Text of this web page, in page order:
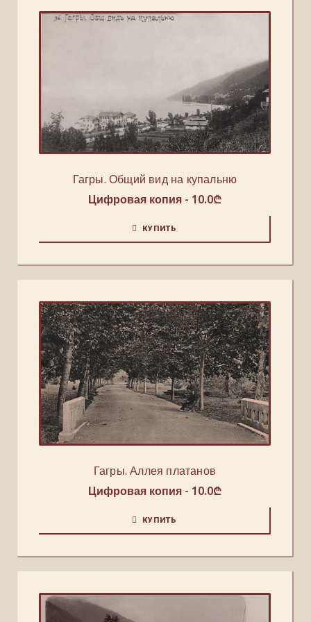
Гагры. Общий вид на купальню
Цифровая копия - 10.0₾
КУПИТЬ
Гагры. Аллея платанов
Цифровая копия - 10.0₾
КУПИТЬ